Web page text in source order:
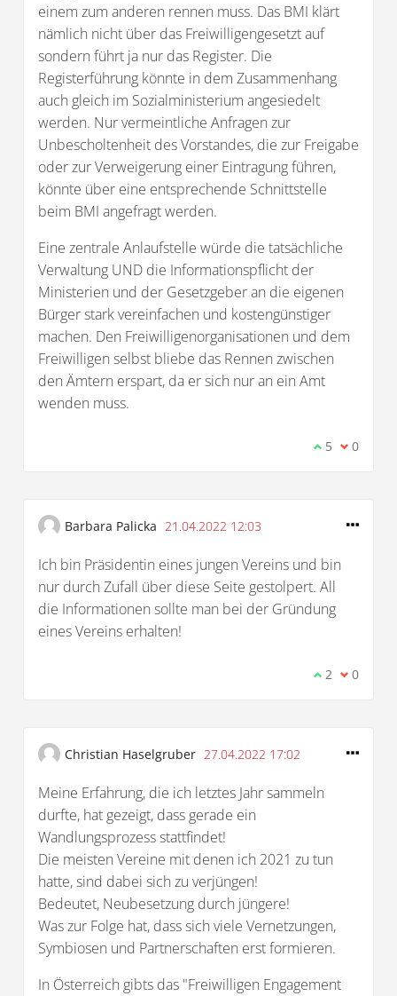
einem zum anderen rennen muss. Das BMI klärt
nämlich nicht über das Freiwilligengesetzt auf
sondern führt ja nur das Register. Die
Registerführung könnte in dem Zusammenhang
auch gleich im Sozialministerium angesiedelt
werden. Nur vermeintliche Anfragen zur
Unbescholtenheit des Vorstandes, die zur Freigabe
oder zur Verweigerung einer Eintragung führen,
könnte über eine entsprechende Schnittstelle
beim BMI angefragt werden.
Eine zentrale Anlaufstelle würde die tatsächliche
Verwaltung UND die Informationspflicht der
Ministerien und der Gesetzgeber an die eigenen
Bürger stark vereinfachen und kostengünstiger
machen. Den Freiwilligenorganisationen und dem
Freiwilligen selbst bliebe das Rennen zwischen
den Ämtern erspart, da er sich nur an ein Amt
wenden muss.
Ich stimme
5 Ich bin
0
Barbara Palicka 21.04.2022 12:03
Ich bin Präsidentin eines jungen Vereins und bin
nur durch Zufall über diese Seite gestolpert. All
die Informationen sollte man bei der Gründung
eines Vereins erhalten!
Ich stimme
2 Ich bin
0
Christian Haselgruber 27.04.2022 17:02
Meine Erfahrung, die ich letztes Jahr sammeln
durfte, hat gezeigt, dass gerade ein
Wandlungsprozess stattfindet!
Die meisten Vereine mit denen ich 2021 zu tun
hatte, sind dabei sich zu verjüngen!
Bedeutet, Neubesetzung durch jüngere!
Was zur Folge hat, dass sich viele Vernetzungen,
Symbiosen und Partnerschaften erst formieren.
In Österreich gibts das "Freiwilligen Engagement